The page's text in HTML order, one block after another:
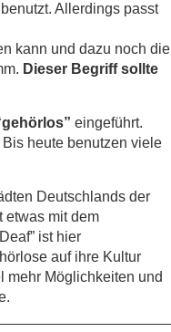
Allerdings passt
kann und dazu noch die
Dieser Begriff sollte
eingeführt.
heute benutzen viele
Deutschlands der
etwas mit dem
ist hier
auf ihre Kultur
mehr Möglichkeiten und